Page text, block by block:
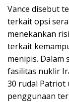
Vance disebut
terkait opsi
menekankan
terkait
menipis. Dalam
fasilitas nuklir
30 rudal Patriot
penggunaan